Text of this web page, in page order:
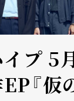
プ 5
『仮